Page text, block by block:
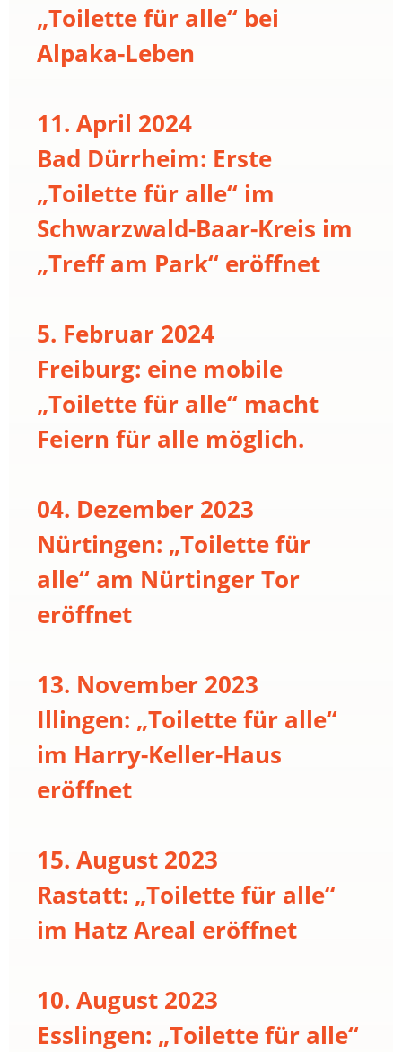
„Toilette für alle“ bei
Alpaka-Leben
11. April 2024
Bad Dürrheim: Erste
„Toilette für alle“ im
Schwarzwald-Baar-Kreis im
„Treff am Park“ eröffnet
5. Februar 2024
Freiburg: eine mobile
„Toilette für alle“ macht
Feiern für alle möglich.
04. Dezember 2023
Nürtingen: „Toilette für
alle“ am Nürtinger Tor
eröffnet
13. November 2023
Illingen: „Toilette für alle“
im Harry-Keller-Haus
eröffnet
15. August 2023
Rastatt: „Toilette für alle“
im Hatz Areal eröffnet
10. August 2023
Esslingen: „Toilette für alle“